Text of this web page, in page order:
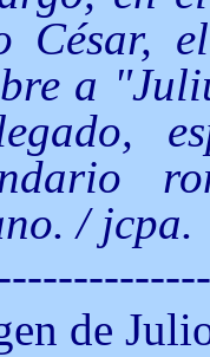
César,
a
/ jcpa.
de